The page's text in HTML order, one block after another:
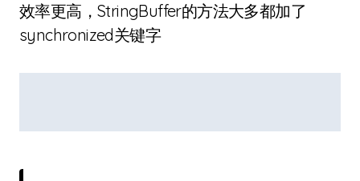
效率更高，StringBuffer的方法大多都加了
synchronized关键字